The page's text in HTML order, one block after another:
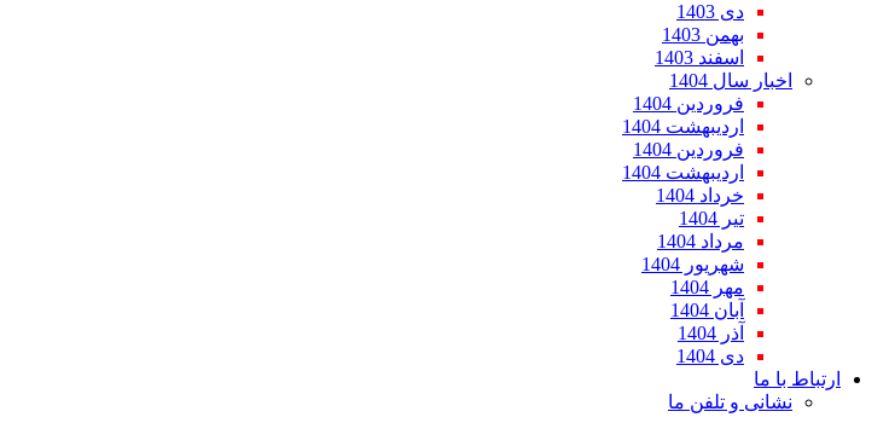
دی 1403
بهمن 1403
اسفند 1403
اخبار سال 1404
فروردین 1404
اردیبهشت 1404
فروردین 1404
اردیبهشت 1404
خرداد 1404
تیر 1404
مرداد 1404
شهریور 1404
مهر 1404
آبان 1404
آذر 1404
دی 1404
ارتباط با ما
نشانی و تلفن ما